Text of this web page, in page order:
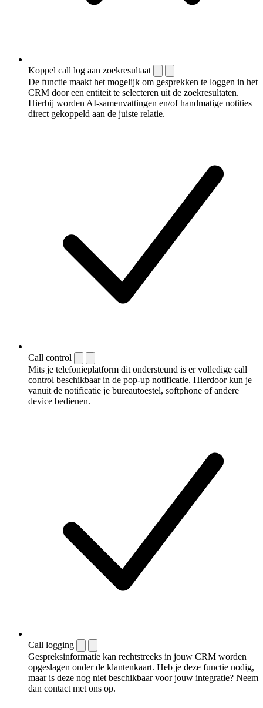
Koppel call log aan zoekresultaat
De functie maakt het mogelijk om gesprekken te loggen in het
CRM door een entiteit te selecteren uit de zoekresultaten.
Hierbij worden AI-samenvattingen en/of handmatige notities
direct gekoppeld aan de juiste relatie.
Call control
Mits je telefonieplatform dit ondersteund is er volledige call
control beschikbaar in de pop-up notificatie. Hierdoor kun je
vanuit de notificatie je bureautoestel, softphone of andere
device bedienen.
Call logging
Gespreksinformatie kan rechtstreeks in jouw CRM worden
opgeslagen onder de klantenkaart. Heb je deze functie nodig,
maar is deze nog niet beschikbaar voor jouw integratie? Neem
dan contact met ons op.